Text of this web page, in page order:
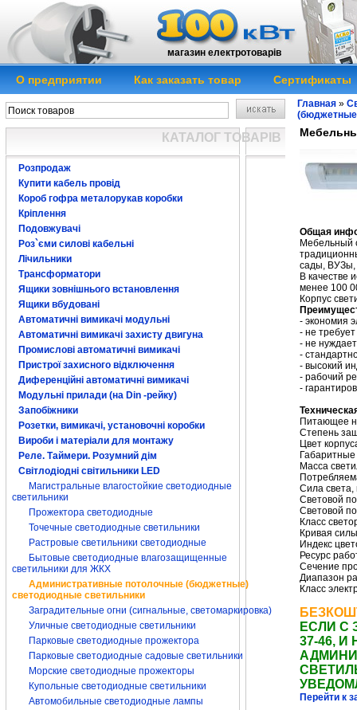
магазин електротоварів
О предприятии Как заказать товар Сертификаты
КАТАЛОГ ТОВАРІВ
Розпродаж
Купити кабель провід
Короб гофра металорукав коробки
Кріплення
Подовжувачі
Роз`єми силові кабельні
Лічильники
Трансформатори
Ящики зовнішнього встановлення
Ящики вбудовані
Автоматичні вимикачі модульні
Автоматичні вимикачі захисту двигуна
Промислові автоматичні вимикачі
Пристрої захисного відключення
Диференційні автоматичні вимикачі
Модульні прилади (на Din -рейку)
Запобіжники
Розетки, вимикачі, установочні коробки
Вироби і матеріали для монтажу
Реле. Таймери. Розумний дім
Світлодіодні світильники LED
Магистральные влагостойкие светодиодные
светильники
Прожектора светодиодные
Точечные светодиодные светильники
Растровые светильники светодиодные
Бытовые светодиодные влагозащищенные
светильники для ЖКХ
Административные потолочные (бюджетные)
светодиодные светильники
Заградительные огни (сигнальные, светомаркировка)
Уличные светодиодные светильники
Парковые светодиодные прожектора
Парковые светодиодные садовые светильники
Морские светодиодные прожекторы
Купольные светодиодные светильники
Автомобильные светодиодные лампы
Главная »
Общая
Мебельный
сады, ВУЗы,
В качестве
менее 100
Корпус
- экономия
- не
- не
-
- высокий
- рабочий
-
Питающее
Степень
Цвет
Масса
Сила света,
Световой
Световой
Класс
Кривая
Индекс
Ресурс
Сечение
Диапазон
Класс
ЕСЛИ С
37-46,
Перейти к